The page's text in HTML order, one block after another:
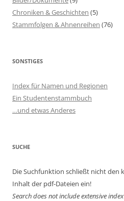
Chroniken & Geschichten (5)
Stammfolgen & Ahnenreihen (76)
SONSTIGES
Index für Namen und Regionen
Ein Studentenstammbuch
…und etwas Anderes
SUCHE
Die Suchfunktion schließt nicht den
Inhalt der pdf-Dateien ein!
Search does not include extensive